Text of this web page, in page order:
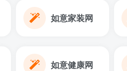
如意家装网
如意健康网